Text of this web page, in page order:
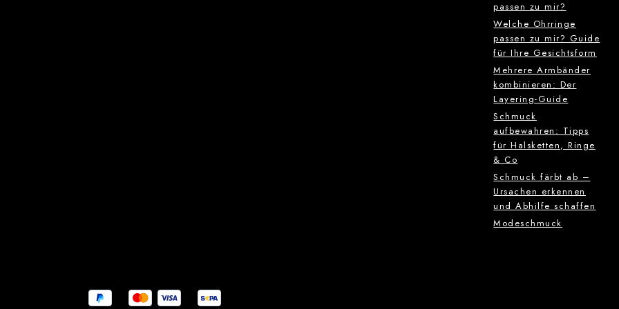
passen zu mir?
Welche Ohrringe
passen zu mir? Guide
für Ihre Gesichtsform
Mehrere Armbänder
kombinieren: Der
Layering-Guide
Schmuck
aufbewahren: Tipps
für Halsketten, Ringe
& Co
Schmuck färbt ab –
Ursachen erkennen
und Abhilfe schaffen
Modeschmuck